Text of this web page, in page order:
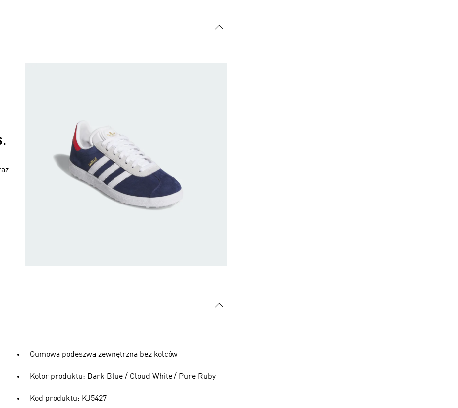
Gumowa podeszwa zewnętrzna bez kolców
Kolor produktu: Dark Blue / Cloud White / Pure Ruby
Kod produktu: KJ5427